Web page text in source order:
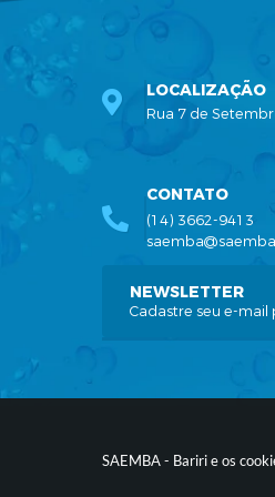
SAEMBA - Bariri e os
LOCALIZAÇÃO
Rua 7 de
CONTATO
(14) 3662-9413
NEWSLETTER
Cadastre seu e-